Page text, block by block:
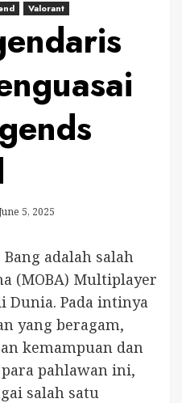
Valorant
5, 2025
adalah salah
(MOBA) Multiplayer
Dunia. Pada intinya
yang beragam,
kemampuan dan
pahlawan ini,
salah satu